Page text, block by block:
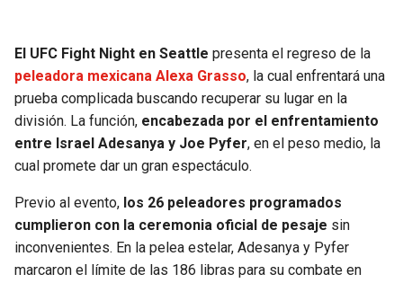
BEARS
LIONS
PACKERS
VIKINGS
FALCONS
SPURS
NUGGETS
TIMBERWOLVES
THUNDER
TRAIL BLAZERS
El UFC Fight Night en Seattle presenta el regreso de la
peleadora mexicana Alexa Grasso, la cual enfrentará una
prueba complicada buscando recuperar su lugar en la
división. La función, encabezada por el enfrentamiento
entre Israel Adesanya y Joe Pyfer, en el peso medio, la
cual promete dar un gran espectáculo.
Previo al evento, los 26 peleadores programados
cumplieron con la ceremonia oficial de pesaje sin
inconvenientes. En la pelea estelar, Adesanya y Pyfer
marcaron el límite de las 186 libras para su combate en